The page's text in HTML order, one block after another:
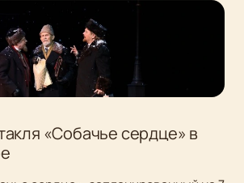
«Собачье сердце» в